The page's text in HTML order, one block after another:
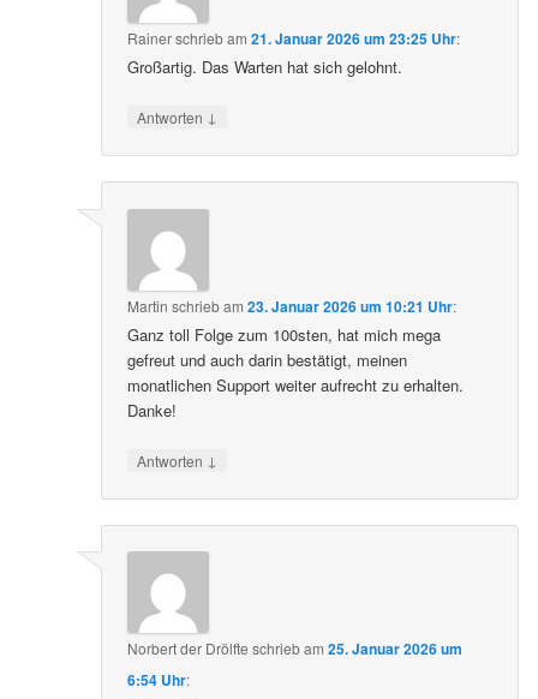
Rainerschriebam21. Januar 2026 um 23:25 Uhr:
Großartig. Das Warten hat sich gelohnt.
Antworten ↓
Martin schriebam23. Januar 2026 um 10:21 Uhr:
Ganz toll Folge zum 100sten, hat mich mega
gefreut und auch darin bestätigt, meinen
monatlichen Support weiter aufrecht zu erhalten.
Danke!
Antworten ↓
Norbert der Drölfte schriebam25. Januar 2026 um
6:54 Uhr: